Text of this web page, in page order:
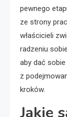
pewnego
ze strony
właścicieli
radzeniu
aby dać
z
kroków.
Jakie